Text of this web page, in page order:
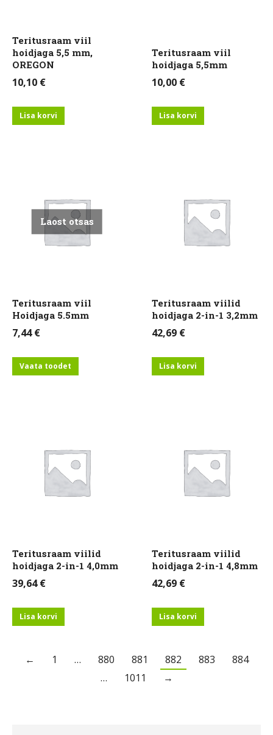
Teritusraam viil
hoidjaga 5,5 mm,
OREGON
10,10 €
Lisa korvi
Teritusraam viil
hoidjaga 5,5mm
10,00 €
Lisa korvi
Laost otsas
Teritusraam viil
Hoidjaga 5.5mm
7,44€
Vaata toodet
Teritusraam viilid
hoidjaga 2-in-1 3,2mm
42,69 €
Lisa korvi
Teritusraam viilid
hoidjaga 2-in-1 4,0mm
39,64€
Lisa korvi
Teritusraam viilid
hoidjaga 2-in-1 4,8mm
42,69 €
Lisa korvi
← 1 … 880 881 882 883
884
…
1011 →